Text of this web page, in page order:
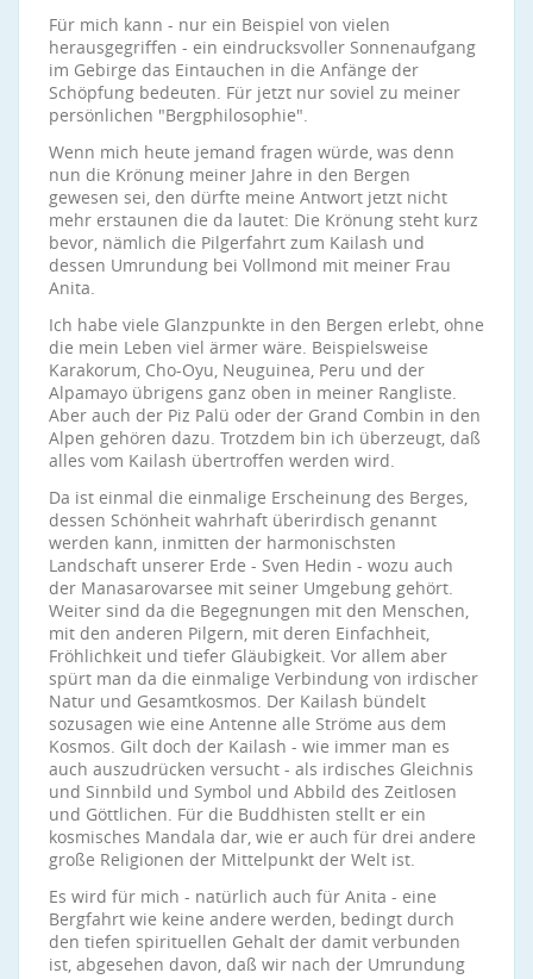
Für mich kann - nur ein Beispiel von vielen
herausgegriffen - ein eindrucksvoller Sonnenaufgang
im Gebirge das Eintauchen in die Anfänge der
Schöpfung bedeuten. Für jetzt nur soviel zu meiner
persönlichen "Bergphilosophie".
Wenn mich heute jemand fragen würde, was denn
nun die Krönung meiner Jahre in den Bergen
gewesen sei, den dürfte meine Antwort jetzt nicht
mehr erstaunen die da lautet: Die Krönung steht kurz
bevor, nämlich die Pilgerfahrt zum Kailash und
dessen Umrundung bei Vollmond mit meiner Frau
Anita.
Ich habe viele Glanzpunkte in den Bergen erlebt, ohne
die mein Leben viel ärmer wäre. Beispielsweise
Karakorum, Cho-Oyu, Neuguinea, Peru und der
Alpamayo übrigens ganz oben in meiner Rangliste.
Aber auch der Piz Palü oder der Grand Combin in den
Alpen gehören dazu. Trotzdem bin ich überzeugt, daß
alles vom Kailash übertroffen werden wird.
Da ist einmal die einmalige Erscheinung des Berges,
dessen Schönheit wahrhaft überirdisch genannt
werden kann, inmitten der harmonischsten
Landschaft unserer Erde - Sven Hedin - wozu auch
der Manasarovarsee mit seiner Umgebung gehört.
Weiter sind da die Begegnungen mit den Menschen,
mit den anderen Pilgern, mit deren Einfachheit,
Fröhlichkeit und tiefer Gläubigkeit. Vor allem aber
spürt man da die einmalige Verbindung von irdischer
Natur und Gesamtkosmos. Der Kailash bündelt
sozusagen wie eine Antenne alle Ströme aus dem
Kosmos. Gilt doch der Kailash - wie immer man es
auch auszudrücken versucht - als irdisches Gleichnis
und Sinnbild und Symbol und Abbild des Zeitlosen
und Göttlichen. Für die Buddhisten stellt er ein
kosmisches Mandala dar, wie er auch für drei andere
große Religionen der Mittelpunkt der Welt ist.
Es wird für mich - natürlich auch für Anita - eine
Bergfahrt wie keine andere werden, bedingt durch
den tiefen spirituellen Gehalt der damit verbunden
ist, abgesehen davon, daß wir nach der Umrundung